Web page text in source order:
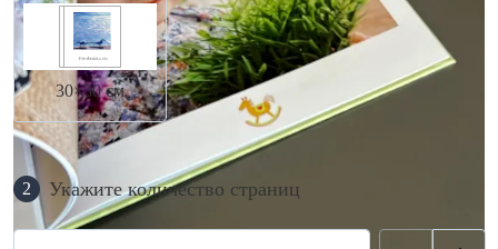
30×30 см
2 Укажите количество страниц